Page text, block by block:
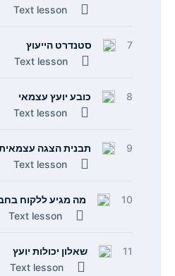
Text lesson
7
סטנדרט הייעוץ
Text lesson
8
כובע יועץ עצמאי
Text lesson
9
תבנית הצגה
Text lesson
10
מה מגיע ללקוח
Text lesson
11
שאלון יכולות יועץ
Text lesson